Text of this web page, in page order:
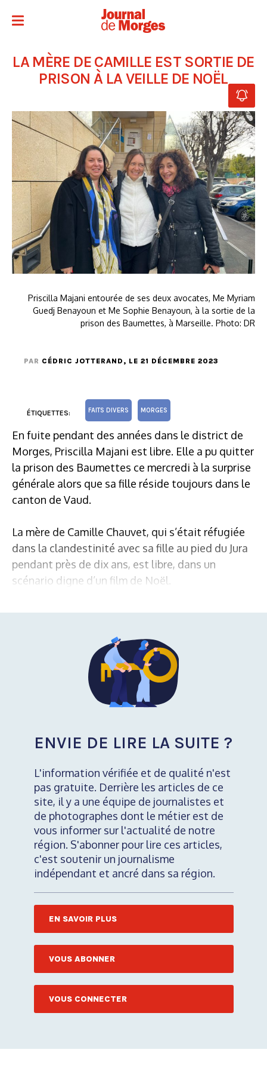
LA MÈRE DE CAMILLE EST SORTIE DE
PRISON À LA VEILLE DE NOËL
Priscilla Majani entourée de ses deux avocates, Me Myriam
Guedj Benayoun et Me Sophie Benayoun, à la sortie de la
prison des Baumettes, à Marseille. Photo: DR
PAR CÉDRIC JOTTERAND , LE 21 DÉCEMBRE 2023
ÉTIQUETTES: FAITS DIVERS MORGES
En fuite pendant des années dans le district de
Morges, Priscilla Majani est libre. Elle a pu quitter
la prison des Baumettes ce mercredi à la surprise
générale alors que sa fille réside toujours dans le
canton de Vaud.
La mère de Camille Chauvet, qui s’était réfugiée
dans la clandestinité avec sa fille au pied du Jura
pendant près de dix ans, est libre, dans un
scénario digne d’un film de Noël.
ENVIE DE LIRE LA SUITE ?
L'information vérifiée et de qualité n'est
pas gratuite. Derrière les articles de ce
site, il y a une équipe de journalistes et
de photographes dont le métier est de
vous informer sur l'actualité de notre
région. S'abonner pour lire ces articles,
c'est soutenir un journalisme
indépendant et ancré dans sa région.
EN SAVOIR PLUS
VOUS ABONNER
VOUS CONNECTER